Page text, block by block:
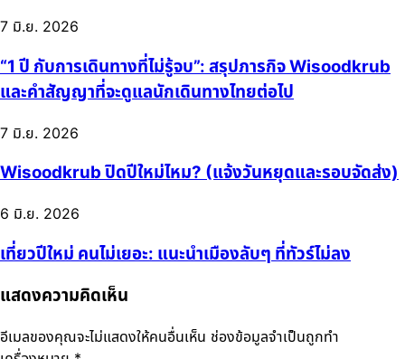
7 มิ.ย. 2026
“1 ปี กับการเดินทางที่ไม่รู้จบ”: สรุปภารกิจ Wisoodkrub
และคำสัญญาที่จะดูแลนักเดินทางไทยต่อไป
7 มิ.ย. 2026
Wisoodkrub ปิดปีใหม่ไหม? (แจ้งวันหยุดและรอบจัดส่ง)
6 มิ.ย. 2026
เที่ยวปีใหม่ คนไม่เยอะ: แนะนำเมืองลับๆ ที่ทัวร์ไม่ลง
แสดงความคิดเห็น
อีเมลของคุณจะไม่แสดงให้คนอื่นเห็น ช่องข้อมูลจำเป็นถูกทำ